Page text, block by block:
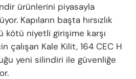
ürünlerini piyasayla
Kapıların başta hırsızlık
kötü niyetli girişime karşı
çalışan Kale Kilit, 164 CEC H
yeni silindiri ile güvenliğe